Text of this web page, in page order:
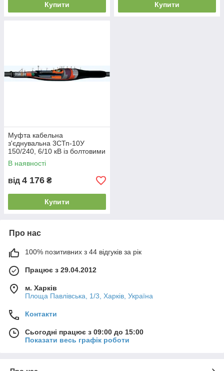
Купити Купити
Муфта кабельна
з'єднувальна 3СТп-10У
150/240, 6/10 кВ із болтовими
з'єднувачами
В наявності
від 4 176 ₴
Купити
Про нас
100% позитивних з 44 відгуків за рік
Працює з 29.04.2012
м. Харків
Площа Павлівська, 1/3, Харків, Україна
Контакти
Сьогодні працює з 09:00 до 15:00
Показати весь графік роботи